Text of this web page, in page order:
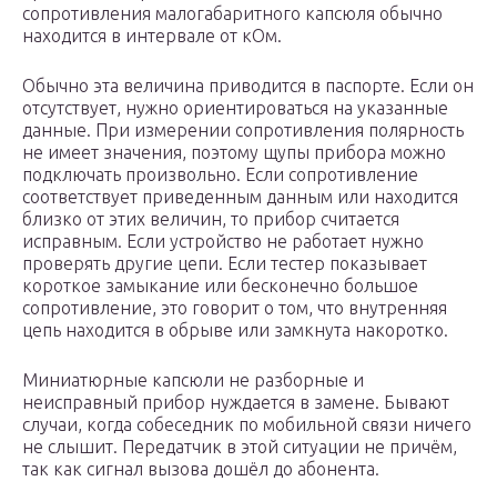
сопротивления малогабаритного капсюля обычно
находится в интервале от кОм.
Обычно эта величина приводится в паспорте. Если он
отсутствует, нужно ориентироваться на указанные
данные. При измерении сопротивления полярность
не имеет значения, поэтому щупы прибора можно
подключать произвольно. Если сопротивление
соответствует приведенным данным или находится
близко от этих величин, то прибор считается
исправным. Если устройство не работает нужно
проверять другие цепи. Если тестер показывает
короткое замыкание или бесконечно большое
сопротивление, это говорит о том, что внутренняя
цепь находится в обрыве или замкнута накоротко.
Миниатюрные капсюли не разборные и
неисправный прибор нуждается в замене. Бывают
случаи, когда собеседник по мобильной связи ничего
не слышит. Передатчик в этой ситуации не причём,
так как сигнал вызова дошёл до абонента.